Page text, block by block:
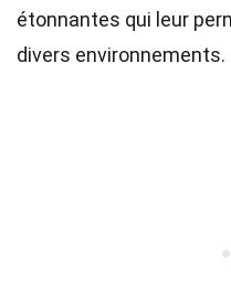
étonnantes qui leur
divers environnements.